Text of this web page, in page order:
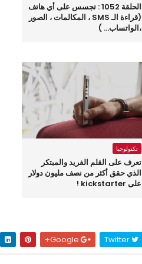
الحلقة 1052 : تجسس على أي هاتف
(قراءة الـ SMS ، المكالمات ، الصور
،الواتساب... )
تكنولوجيا
تعرف على القلم الفريد والمبتكر
الذي حقق أكثر من نصف مليون دولار
على kickstarter !
Twitter